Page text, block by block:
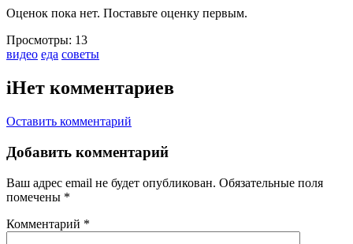
Оценок пока нет. Поставьте оценку первым.
Просмотры: 13
Тэги:
видео еда советы
iНет комментариев
Оставить комментарий
Добавить комментарий
Ваш адрес email не будет опубликован. Обязательные поля
помечены *
Комментарий *